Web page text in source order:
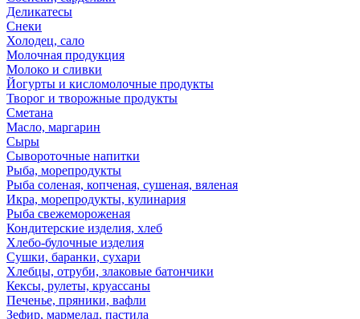
Деликатесы
Снеки
Холодец, сало
Молочная продукция
Молоко и сливки
Йогурты и кисломолочные продукты
Творог и творожные продукты
Сметана
Масло, маргарин
Сыры
Сывороточные напитки
Рыба, морепродукты
Рыба соленая, копченая, сушеная, вяленая
Икра, морепродукты, кулинария
Рыба свежемороженая
Кондитерские изделия, хлеб
Хлебо-булочные изделия
Сушки, баранки, сухари
Хлебцы, отруби, злаковые батончики
Кексы, рулеты, круассаны
Печенье, пряники, вафли
Зефир, мармелад, пастила